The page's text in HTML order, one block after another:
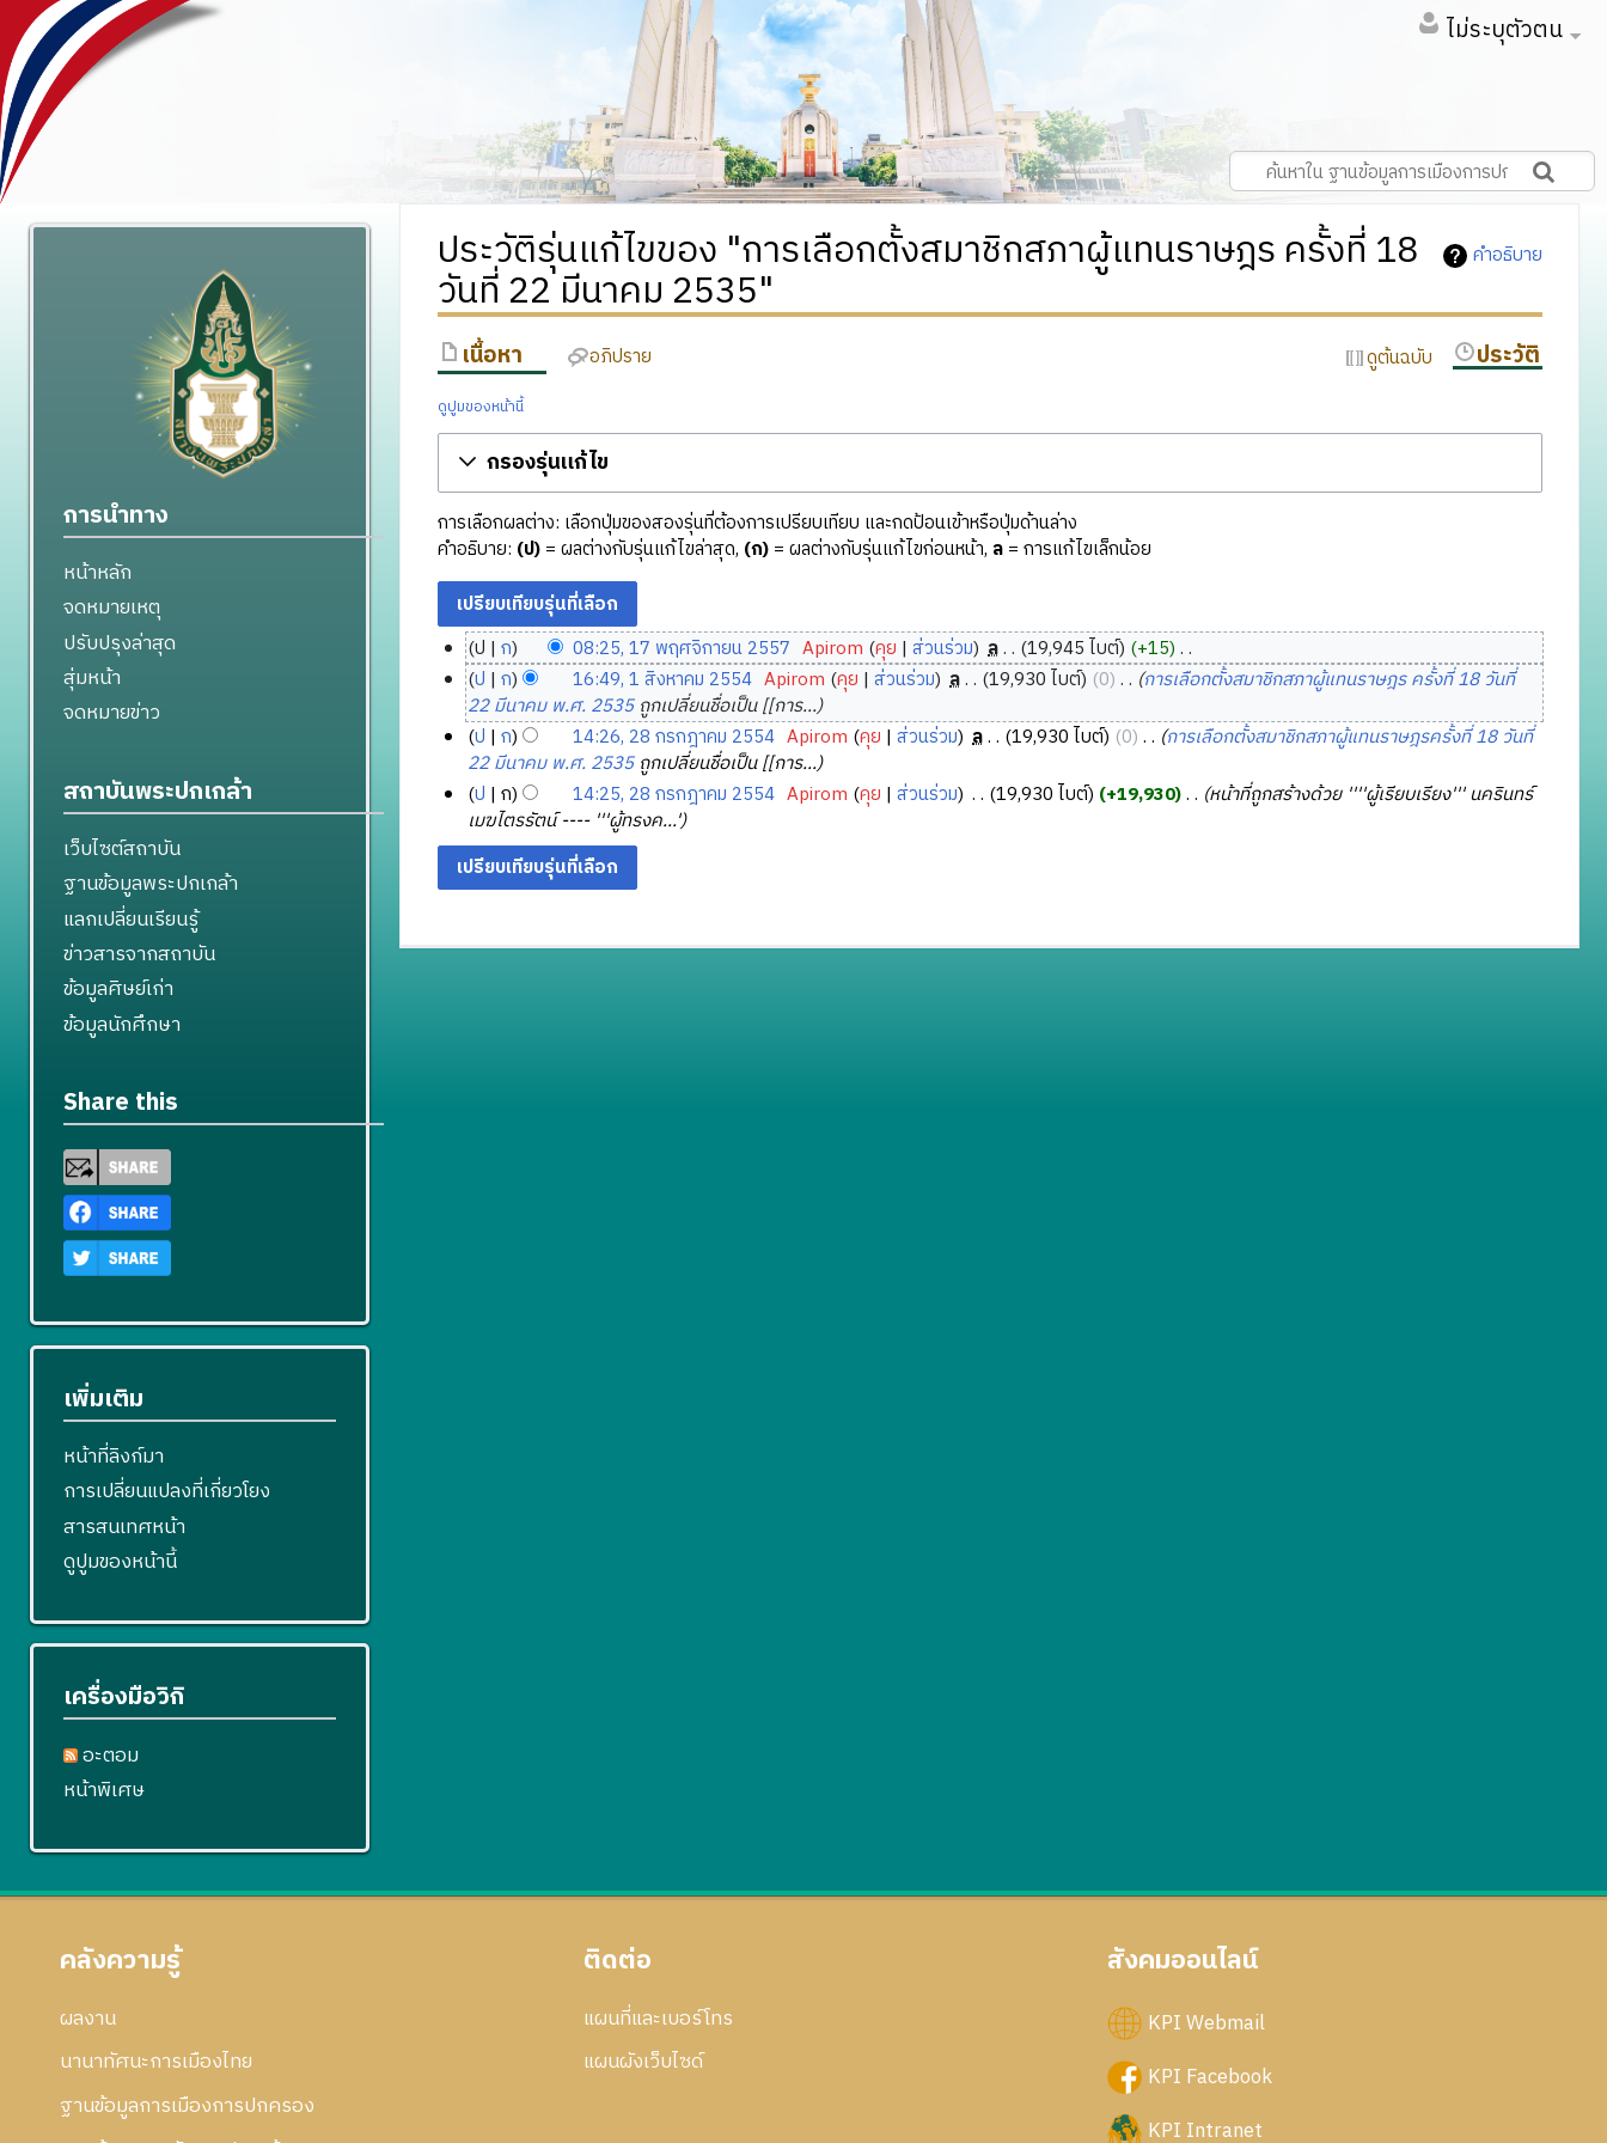
ไม่ระบุตัวตน
คำอธิบาย
ประวัติรุ่นแก้ไขของ "การเลือกตั้งสมาชิกสภาผู้แทนราษฎร ครั้งที่ 18
วันที่ 22 มีนาคม 2535"
เนื้อหา อภิปราย ดูต้นฉบับ ประวัติ
ดูปูมของหน้านี้
กรองรุ่นแก้ไข
การเลือกผลต่าง: เลือกปุ่มของสองรุ่นที่ต้องการเปรียบเทียบ และกดป้อนเข้าหรือปุ่มด้านล่าง
คำอธิบาย: (ป)= ผลต่างกับรุ่นแก้ไขล่าสุด, (ก)= ผลต่างกับรุ่นแก้ไขก่อนหน้า, ล= การแก้ไขเล็กน้อย
1
พ
ศ
ก
ย
2
ป ก 08:25, 17 พฤศจิกายน 2557 Apirom คุย ส่วนร่วม ‎ล 19,945 ไบต์ +15 ‎
ไ
ม่
มี
ค
ว
า
ม
ย่
อ
สิ
ห
ค
2
5
ป ก 16:49, 1 สิงหาคม 2554 Apirom คุย ส่วนร่วม ‎ล 19,930 ไบต์ 0 ‎
การเลือกตั้งสมาชิกสภาผู้แทนราษฎร ครั้งที่ 18 วันที่
22 มีนาคม พ.ศ. 2535ถูกเปลี่ยนชื่อเป็น [[การ...
8
ร
ฎ
ค
ป ก 14:26, 28 กรกฎาคม 2554 Apirom คุย ส่วนร่วม ‎ล 19,930 ไบต์ 0 ‎
การเลือกตั้งสมาชิกสภาผู้แทนราษฎรครั้งที่ 18 วันที่
22 มีนาคม พ.ศ. 2535ถูกเปลี่ยนชื่อเป็น [[การ...
ป ก 14:25, 28 กรกฎาคม 2554 Apirom คุย ส่วนร่วม ‎ 19,930 ไบต์ +19,930 ‎
หน้าที่ถูกสร้างด้วย ''''ผู้เรียบเรียง''' นครินทร์
เมฆไตรรัตน์ ---- '''ผู้ทรงค...'
การนำทาง
หน้าหลัก
จดหมายเหตุ
ปรับปรุงล่าสุด
สุ่มหน้า
จดหมายข่าว
สถาบันพระปกเกล้า
เว็บไซต์สถาบัน
ฐานข้อมูลพระปกเกล้า
แลกเปลี่ยนเรียนรู้
ข่าวสารจากสถาบัน
ข้อมูลศิษย์เก่า
ข้อมูลนักศึกษา
Share this
เพิ่มเติม
หน้าที่ลิงก์มา
การเปลี่ยนแปลงที่เกี่ยวโยง
สารสนเทศหน้า
ดูปูมของหน้านี้
เครื่องมือวิกิ
อะตอม
หน้าพิเศษ
คลังความรู้
ผลงาน
นานาทัศนะการเมืองไทย
ฐานข้อมูลการเมืองการปกครอง
ติดต่อ
แผนที่และเบอร์โทร
แผนผังเว็บไซด์
สังคมออนไลน์
KPI Webmail
KPI Facebook
KPI Intranet